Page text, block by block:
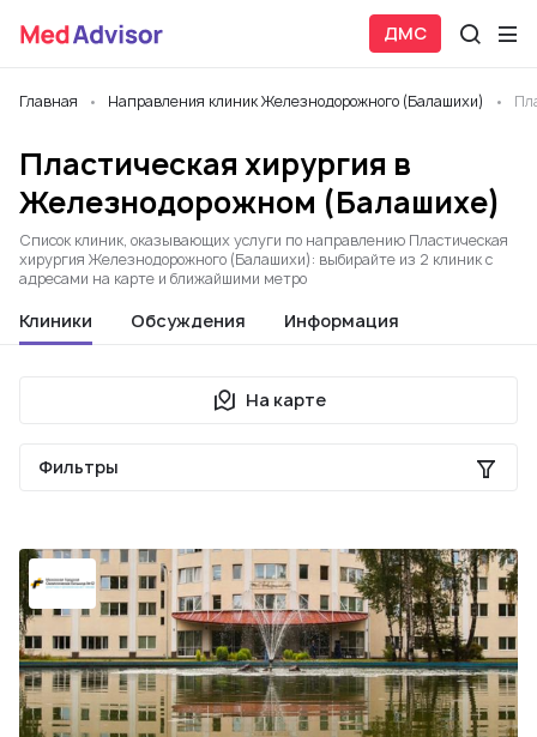
ДМС
Главная Направления клиник Железнодорожного (Балашихи)
Пластическая хирургия в
Железнодорожном (Балашихе)
Список клиник, оказывающих услуги по направлению Пластическая
хирургия Железнодорожного (Балашихи): выбирайте из 2 клиник с
адресами на карте и ближайшими метро
Клиники Обсуждения Информация
На карте
Фильтры